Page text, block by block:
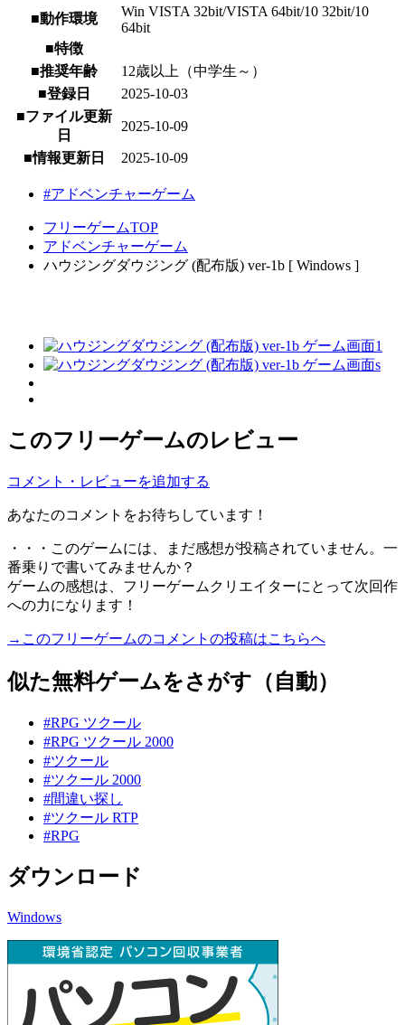
■動作環境
Win VISTA 32bit/VISTA 64bit/10 32bit/10
64bit
■特徴
■推奨年齢
12歳以上（中学生～）
■登録日
2025-10-03
■ファイル更新
日
2025-10-09
■情報更新日 2025-10-09
#アドベンチャーゲーム
フリーゲームTOP
アドベンチャーゲーム
ハウジングダウジング (配布版) ver-1b [ Windows ]
このフリーゲームのレビュー
コメント・レビューを追加する
あなたのコメントをお待ちしています！
・・・このゲームには、まだ感想が投稿されていません。一
番乗りで書いてみませんか？
ゲームの感想は、フリーゲームクリエイターにとって次回作
への力になります！
→このフリーゲームのコメントの投稿はこちらへ
似た無料ゲームをさがす（自動）
#RPG ツクール
#RPG ツクール 2000
#ツクール
#ツクール 2000
#間違い探し
#ツクール RTP
#RPG
ダウンロード
Windows